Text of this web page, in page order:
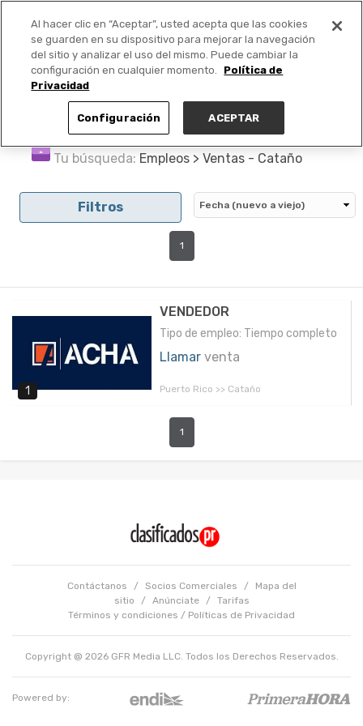
PUBLICA GRATIS +
Tu búsqueda: Empleos > Ventas - Cataño
Filtros
1
1
VENDEDOR
Tipo de empleo: Tiempo completo
Llamar venta
Puerto Rico >> Cataño
1
Contáctanos / Socios Comerciales /
Mapa del
sitio
/ Anúnciate /
Tarifas
Términos y condiciones / Políticas de Privacidad
Copyright @ 2026 GFR Media LLC. Todos los Derechos Reservados.
Powered by:
Al hacer clic en “Aceptar”, usted acepta que las cookies
se guarden en su dispositivo para mejorar la navegación
del sitio y analizar el uso del mismo. Puede cambiar la
configuración en cualquier momento.
Política de
Privacidad
Configuración ACEPTAR